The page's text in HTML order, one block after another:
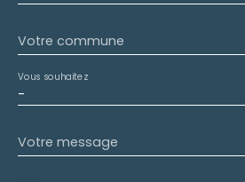
Votre commune
-
Vous souhaitez
Votre message